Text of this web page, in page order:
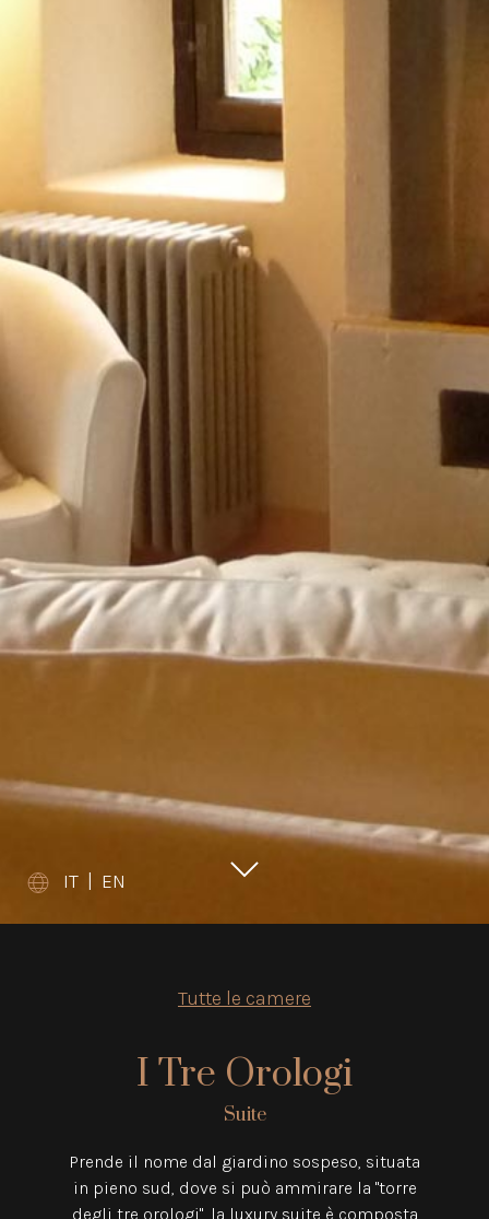
IT | EN
Tutte le camere
I Tre Orologi
Suite
Prende il nome dal giardino sospeso, situata
in pieno sud, dove si può ammirare la "torre
degli tre orologi", la luxury suite è composta